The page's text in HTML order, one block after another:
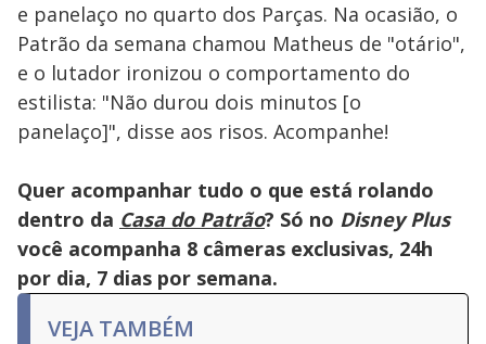
e panelaço no quarto dos Parças. Na ocasião, o
Patrão da semana chamou Matheus de "otário",
e o lutador ironizou o comportamento do
estilista: "Não durou dois minutos [o
panelaço]", disse aos risos. Acompanhe!
Quer acompanhar tudo o que está rolando
dentro da Casa do Patrão? Só no Disney Plus
você acompanha 8 câmeras exclusivas, 24h
por dia, 7 dias por semana.
VEJA TAMBÉM